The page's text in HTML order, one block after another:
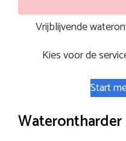
Vrijblijvende
Kies voor de
Start